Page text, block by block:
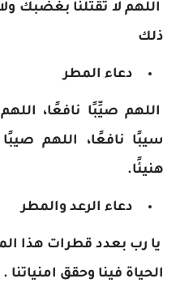
اللهم لا تقتلنا بغضبك
ذلك
دعاء المطر
اللهم صيِّبًا نافعًا،
سيبًا نافعًا، اللهم
هنيئًا.
دعاء الرعد والمطر
يا رب بعدد قطرات هذا
الحياة فينا وحقق امنياتنا .